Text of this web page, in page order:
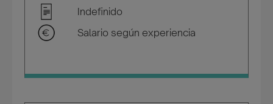
Indefinido
Salario según experiencia